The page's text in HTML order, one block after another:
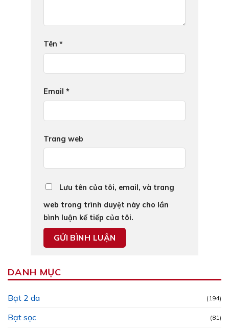
Tên *
Email *
Trang web
Lưu tên của tôi, email, và trang
web trong trình duyệt này cho lần
bình luận kế tiếp của tôi.
DANH MỤC
Bạt 2 da (194)
Bạt sọc (81)